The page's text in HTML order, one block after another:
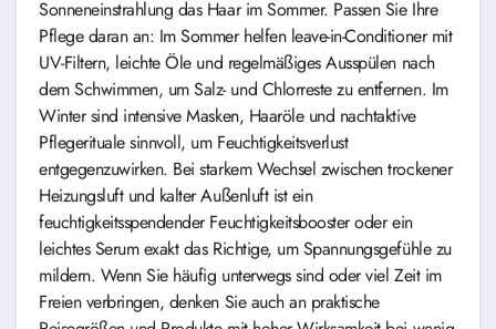
Sonneneinstrahlung das Haar im Sommer. Passen Sie Ihre
Pflege daran an: Im Sommer helfen leave-in-Conditioner mit
UV-Filtern, leichte Öle und regelmäßiges Ausspülen nach
dem Schwimmen, um Salz- und Chlorreste zu entfernen. Im
Winter sind intensive Masken, Haaröle und nachtaktive
Pflegerituale sinnvoll, um Feuchtigkeitsverlust
entgegenzuwirken. Bei starkem Wechsel zwischen trockener
Heizungsluft und kalter Außenluft ist ein
feuchtigkeitsspendender Feuchtigkeitsbooster oder ein
leichtes Serum exakt das Richtige, um Spannungsgefühle zu
mildern. Wenn Sie häufig unterwegs sind oder viel Zeit im
Freien verbringen, denken Sie auch an praktische